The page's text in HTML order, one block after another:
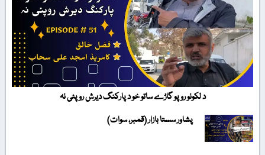
د لکونو روپو گاڑے ساتو خو د پارکنگ دیرش روپئی نہ
پشاور سستا بازار (قمبر، سوات)